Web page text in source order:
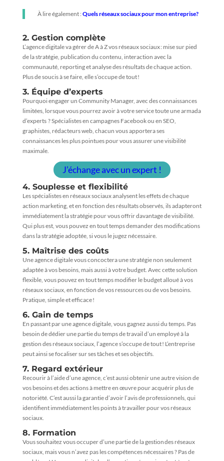
À lire également :Quels réseaux sociaux pour mon entreprise?
2. Gestion complète
L’agence digitale va gérer de A à Z vos réseaux sociaux : mise sur pied
de la stratégie, publication du contenu, interaction avec la
communauté, reporting et analyse des résultats de chaque action.
Plus de soucis à se faire, elle s’occupe de tout !
3. Équipe d’experts
Pourquoi engager un Community Manager, avec des connaissances
limitées, lorsque vous pourrez avoir à votre service toute une armada
d’experts ? Spécialistes en campagnes Facebook ou en SEO,
graphistes, rédacteurs web, chacun vous apportera ses
connaissances les plus pointues pour vous assurer une visibilité
maximale.
J’échange avec un expert !
4. Souplesse et flexibilité
Les spécialistes en réseaux sociaux analysent les effets de chaque
action marketing, et en fonction des résultats observés, ils adapteront
immédiatement la stratégie pour vous offrir davantage de visibilité.
Qui plus est, vous pouvez en tout temps demander des modifications
dans la stratégie adoptée, si vous le jugez nécessaire.
5. Maîtrise des coûts
Une agence digitale vous concoctera une stratégie non seulement
adaptée à vos besoins, mais aussi à votre budget. Avec cette solution
flexible, vous pouvez en tout temps modifier le budget alloué à vos
réseaux sociaux, en fonction de vos ressources ou de vos besoins.
Pratique, simple et efficace !
6. Gain de temps
En passant par une agence digitale, vous gagnez aussi du temps. Pas
besoin de dédier une partie du temps de travail d’un employé à la
gestion des réseaux sociaux, l’agence s’occupe de tout ! L’entreprise
peut ainsi se focaliser sur ses tâches et ses objectifs.
7. Regard extérieur
Recourir à l’aide d’une agence, c’est aussi obtenir une autre vision de
vos besoins et des actions à mettre en œuvre pour acquérir plus de
notoriété. C’est aussi la garantie d’avoir l’avis de professionnels, qui
identifient immédiatement les points à travailler pour vos réseaux
sociaux.
8. Formation
Vous souhaitez vous occuper d’une partie de la gestion des réseaux
sociaux, mais vous n’avez pas les compétences nécessaires ? Pas de